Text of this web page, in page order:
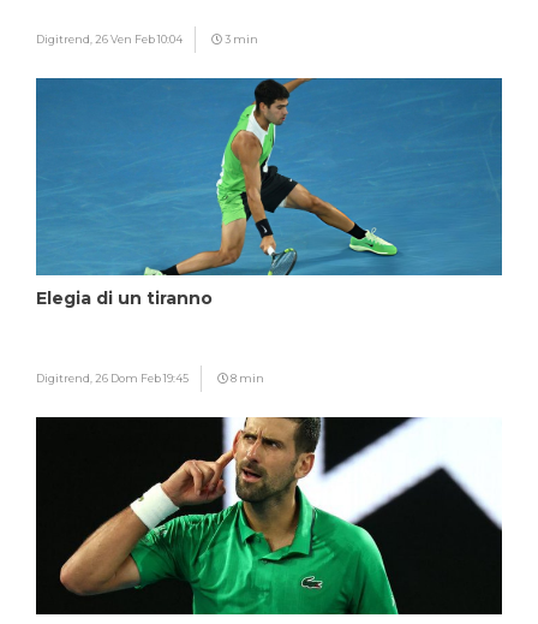
Digitrend, 26 Ven Feb 10:04 3 min
Elegia di un tiranno
Digitrend, 26 Dom Feb 19:45 8 min